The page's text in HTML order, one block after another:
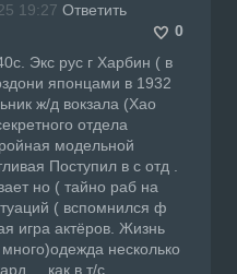
19:27 Ответить
0
Экс рус г Харбин ( в
японцами в 1932
ж/д вокзала (Хао
отдела
модельной
Поступил в с отд .
но ( тайно раб на
( вспомнился ф
игра актёров. Жизнь
несколько
_ как в т/с